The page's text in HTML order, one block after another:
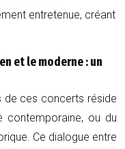
entretenue, créant
et le moderne : un
de ces concerts réside
contemporaine, ou du
Ce dialogue entre